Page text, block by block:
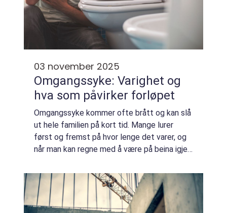
03 november 2025
Omgangssyke: Varighet og
hva som påvirker forløpet
Omgangssyke kommer ofte brått og kan slå
ut hele familien på kort tid. Mange lurer
først og fremst på hvor lenge det varer, og
når man kan regne med å være på beina igjen.